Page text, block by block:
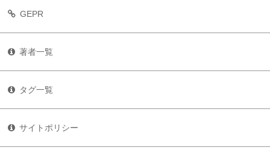
GEPR
著者一覧
タグ一覧
サイトポリシー